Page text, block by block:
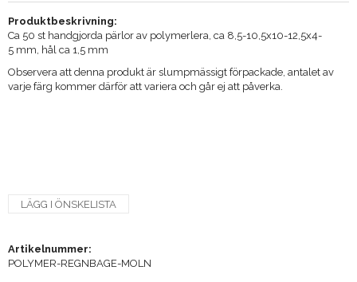
Produktbeskrivning:
Ca 50 st handgjorda pärlor av polymerlera, ca 8,5-10,5x10-12,5x4-
5 mm, hål ca 1,5 mm
Observera att denna produkt är slumpmässigt förpackade, antalet av
varje färg kommer därför att variera och går ej att påverka.
LÄGG I ÖNSKELISTA
Artikelnummer:
POLYMER-REGNBAGE-MOLN